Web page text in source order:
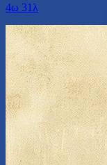
4ω 31λ